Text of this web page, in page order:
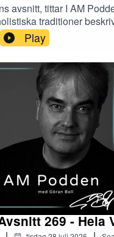
avsnitt, tittar I AM
traditioner
Play
269 - Hela